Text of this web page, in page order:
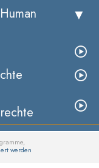
werden